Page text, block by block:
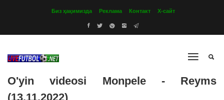
Биз ҳақимизда Реклама Контакт Х-сайт
O'yin videosi Monpele - Reyms
(13.11.2022)